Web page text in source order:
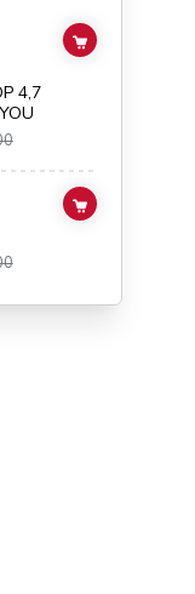
KOP 4,7 L - ARTISAN BY
4,7
ADD TO CART
ADD TO CART